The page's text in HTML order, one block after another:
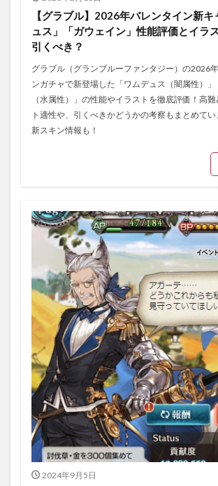
【グラブル】2026年バレンタイン新
ュス」「ガウェイン」性能評価とイラ
引くべき？
グラブル（グランブルーファンタジー）の2026
ンガチャで新登場した「ワムデュス（闇属性）
（水属性）」の性能やイラストを徹底評価！高
ト適性や、引くべきかどうかの考察もまとめて
新スキン情報も！
2024年9月5日